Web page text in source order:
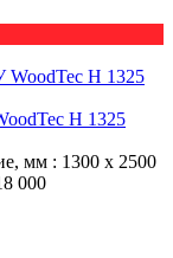
H 1325
мм : 1300 х 2500
000